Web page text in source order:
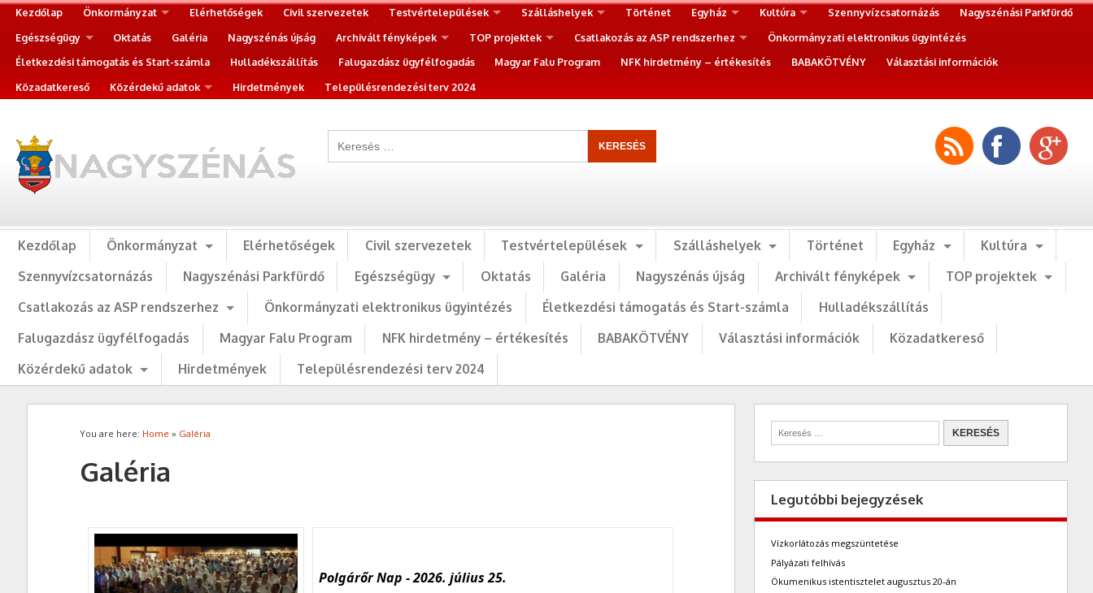
Kezdőlap Önkormányzat Elérhetőségek Civil szervezetek Testvértelepülések Szálláshelyek Történet Egyház Kultúra Szennyvízcsatornázás
Nagyszénási Parkfürdő
Egészségügy
Oktatás Galéria Nagyszénás újság Archivált fényképek TOP projektek Csatlakozás az ASP rendszerhez
Önkormányzati elektronikus ügyintézés
Életkezdési támogatás és Start-számla
Hulladékszállítás Falugazdász ügyfélfogadás Magyar Falu Program NFK hirdetmény – értékesítés BABAKÖTVÉNY
Választási információk
Közadatkereső
Közérdekű adatok Hirdetmények Településrendezési terv 2024
Kezdőlap Önkormányzat Elérhetőségek Civil szervezetek Testvértelepülések Szálláshelyek Történet Egyház
Kultúra
Szennyvízcsatornázás
Nagyszénási Parkfürdő Egészségügy Oktatás Galéria Nagyszénás újság Archivált fényképek
TOP projektek
Csatlakozás az ASP rendszerhez
Önkormányzati elektronikus ügyintézés Életkezdési támogatás és Start-számla
Hulladékszállítás
Falugazdász ügyfélfogadás
Magyar Falu Program NFK hirdetmény – értékesítés BABAKÖTVÉNY Választási információk
Közadatkereső
Közérdekű adatok
Hirdetmények Településrendezési terv 2024
You are here: Home » Galéria
Galéria
Polgárőr Nap - 2026. július 25.
Legutóbbi bejegyzések
Vízkorlátozás megszüntetése
Pályázati felhívás
Ökumenikus istentisztelet augusztus 20-án